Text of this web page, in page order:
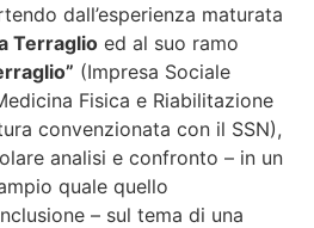
dall’esperienza maturata
Terraglio ed al suo ramo
(Impresa Sociale
Fisica e Riabilitazione
convenzionata con il SSN),
analisi e confronto – in un
quale quello
– sul tema di una